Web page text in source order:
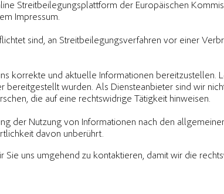
Streitbeilegungsplattform der Europäischen
Impressum.
sind, an Streitbeilegungsverfahren vor einer
korrekte und aktuelle Informationen bereitzustellen.
bereitgestellt wurden. Als Diensteanbieter sind wir
die auf eine rechtswidrige Tätigkeit hinweisen.
der Nutzung von Informationen nach den
davon unberührt.
uns umgehend zu kontaktieren, damit wir die